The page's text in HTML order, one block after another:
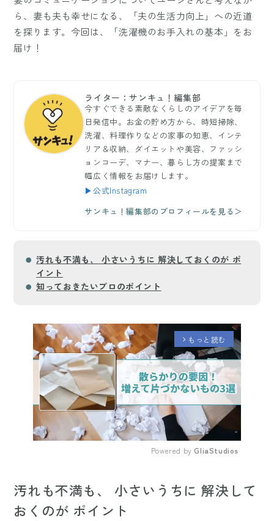
ら、妻も夫も幸せになる、「夫の生活力向上」への近道
を探ります。今回は、「洗濯機のお手入れの基本」をお
届け！
ライター：サンキュ！編集部
今すぐできる素敵なくらしのアイデアを毎
日発信中。お金の貯め方から、時短掃除、
洗濯、料理作りなどの家事の知恵、インテ
リア＆収納、ダイエットや美容、ファッシ
ョンコーデ、マナー、暮らし方の提案まで
幅広く情報をお届けします。
▶公式Instagram
サンキュ！編集部のプロフィールを見る＞
汚れも不満も、 小さいうちに 解決しておくのが ポ
イント
知っておきたいプロのポイント
arrow_forward_ios もっと読む
Powered by GliaStudios
汚れも不満も、 小さいうちに 解決して
おくのが ポイント